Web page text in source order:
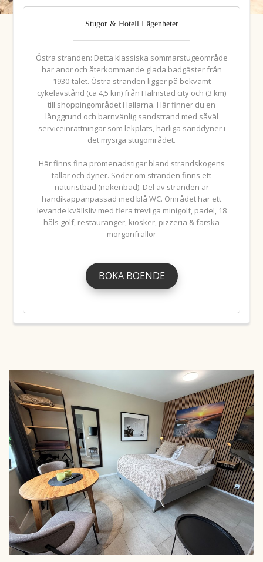
Stugor & Hotell Lägenheter
Östra stranden: Detta klassiska sommarstugeområde
har anor och återkommande glada badgäster från
1930-talet. Östra stranden ligger på bekvämt
cykelavstånd (ca 4,5 km) från Halmstad city och (3 km)
till shoppingområdet Hallarna. Här finner du en
långgrund och barnvänlig sandstrand med såväl
serviceinrättningar som lekplats, härliga sanddyner i
det mysiga stugområdet.
Här finns fina promenadstigar bland strandskogens
tallar och dyner. Söder om stranden finns ett
naturistbad (nakenbad). Del av stranden är
handikappanpassad med blå WC. Området har ett
levande kvällsliv med flera trevliga minigolf, padel, 18
håls golf, restauranger, kiosker, pizzeria & färska
morgonfrallor
BOKA BOENDE